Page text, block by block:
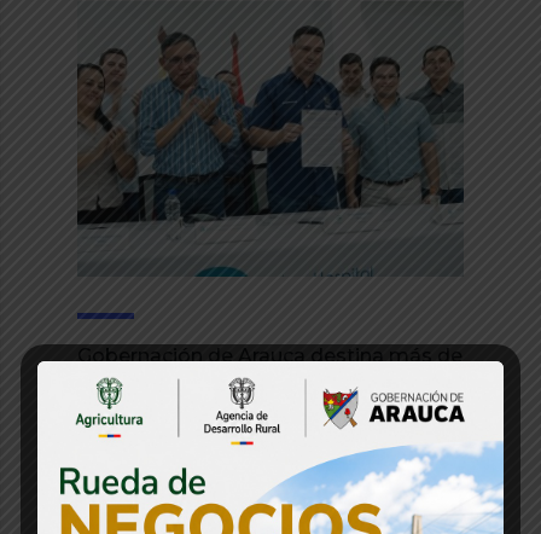
Gobernación de Arauca destina más de
$5.350 millones para modernizar la
tecnología biomédica del Hospital San
Vicente
31 julio, 2026